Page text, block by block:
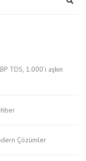
TDS, 1.000’i aşkın
Çözümler